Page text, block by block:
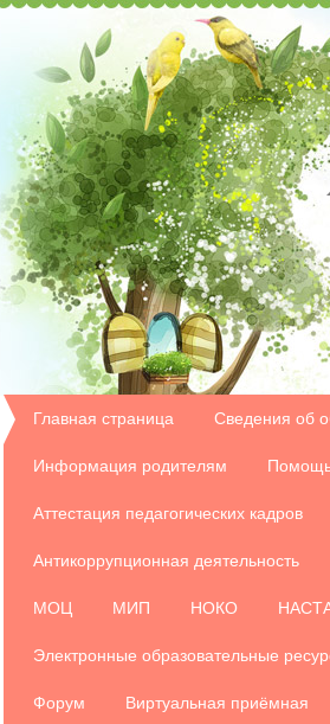
Главная страница Сведения об
Информация родителям Помощь
Аттестация педагогических кадров
Антикоррупционная деятельность
МОЦ МИП НОКО
Электронные образовательные
Форум Виртуальная приёмная